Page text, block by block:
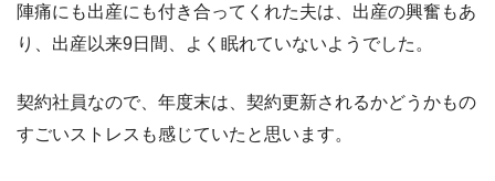
陣痛にも出産にも付き合ってくれた夫は、出産の興奮もあ
り、出産以来9日間、よく眠れていないようでした。
契約社員なので、年度末は、契約更新されるかどうかもの
すごいストレスも感じていたと思います。